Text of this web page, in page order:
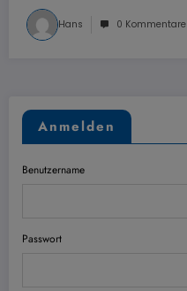
Hans 0 Kommentare
Anmelden
Benutzername
Passwort